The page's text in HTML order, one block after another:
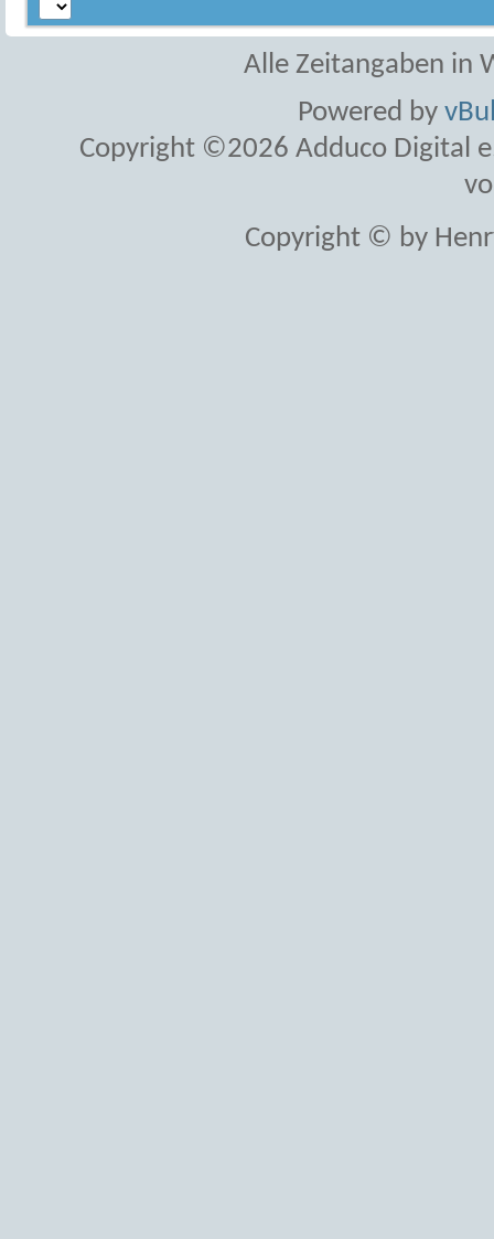
Alle Zeitangaben in
Powered by
Copyright ©2026 Adduco Digital
Copyright © by